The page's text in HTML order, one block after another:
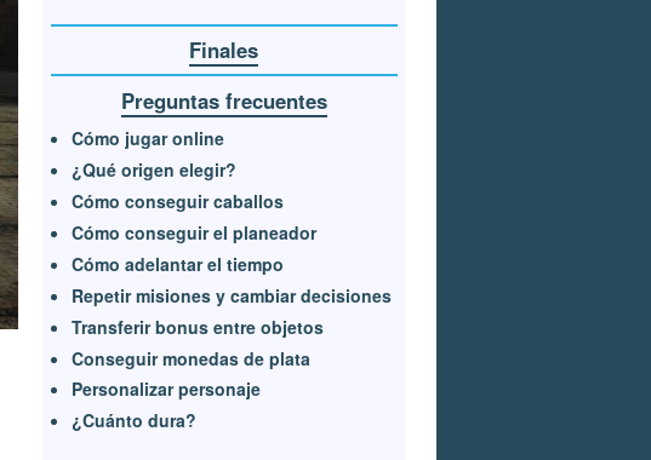
Finales
Preguntas frecuentes
Cómo jugar online
¿Qué origen elegir?
Cómo conseguir caballos
Cómo conseguir el planeador
Cómo adelantar el tiempo
Repetir misiones y cambiar decisiones
Transferir bonus entre objetos
Conseguir monedas de plata
Personalizar personaje
¿Cuánto dura?